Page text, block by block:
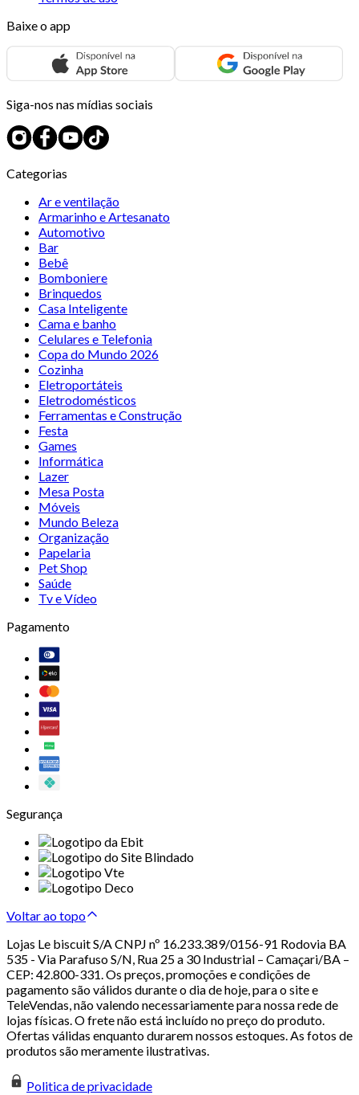
Baixe o app
Siga-nos nas mídias sociais
Categorias
Ar e ventilação
Armarinho e Artesanato
Automotivo
Bar
Bebê
Bomboniere
Brinquedos
Casa Inteligente
Cama e banho
Celulares e Telefonia
Copa do Mundo 2026
Cozinha
Eletroportáteis
Eletrodomésticos
Ferramentas e Construção
Festa
Games
Informática
Lazer
Mesa Posta
Móveis
Mundo Beleza
Organização
Papelaria
Pet Shop
Saúde
Tv e Vídeo
Pagamento
Segurança
Voltar ao topo
Lojas Le biscuit S/A CNPJ nº 16.233.389/0156-91 Rodovia BA
535 - Via Parafuso S/N, Rua 25 a 30 Industrial – Camaçari/BA –
CEP: 42.800-331. Os preços, promoções e condições de
pagamento são válidos durante o dia de hoje, para o site e
TeleVendas, não valendo necessariamente para nossa rede de
lojas físicas. O frete não está incluído no preço do produto.
Ofertas válidas enquanto durarem nossos estoques. As fotos de
produtos são meramente ilustrativas.
Politica de privacidade